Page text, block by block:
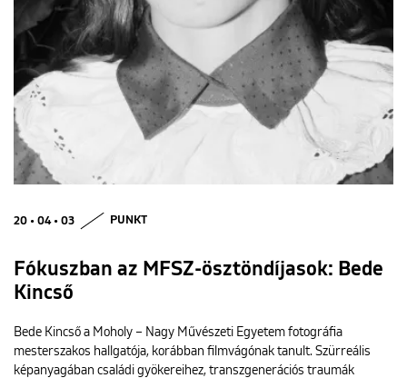
20 • 04 • 03 PUNKT
Fókuszban az MFSZ-ösztöndíjasok: Bede
Kincső
Bede Kincső a Moholy – Nagy Művészeti Egyetem fotográfia
mesterszakos hallgatója, korábban filmvágónak tanult. Szürreális
képanyagában családi gyökereihez, transzgenerációs traumák